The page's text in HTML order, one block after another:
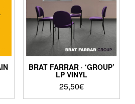
BRAT FARRAR · ‘GROUP’
LP VINYL
25,50€